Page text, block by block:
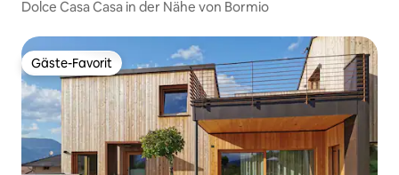
Dolce Casa Casa in der Nähe von Bormio
Gäste-Favorit
Gäste-Favorit